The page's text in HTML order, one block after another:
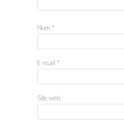
Nom *
E-mail *
Site web